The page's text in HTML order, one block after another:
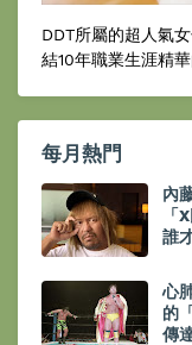
DDT所屬的超人氣
結10年職業生涯精
每月熱門
內
「
誰
心
的
傳